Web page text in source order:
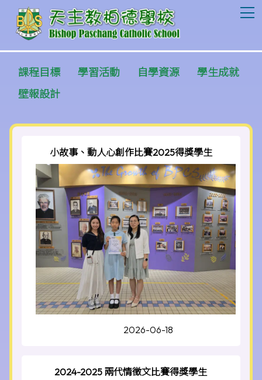
課程目標 學習活動 自學資源
學生成就
壁報設計
小故事、動人心創作比賽2025得獎學生
2026-06-18
2024-2025 兩代情徵文比賽得獎學生